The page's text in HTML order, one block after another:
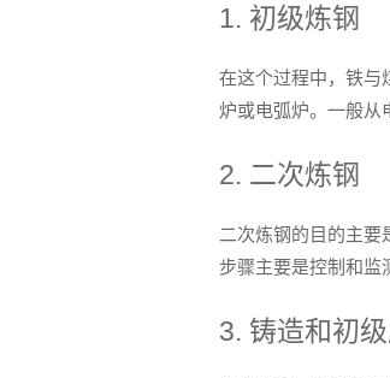
1. 初级炼钢
在这个过程中，铁与
炉或电弧炉。一般从
2. 二次炼钢
二次炼钢的目的主
步骤主要是控制和监
3. 铸造和初